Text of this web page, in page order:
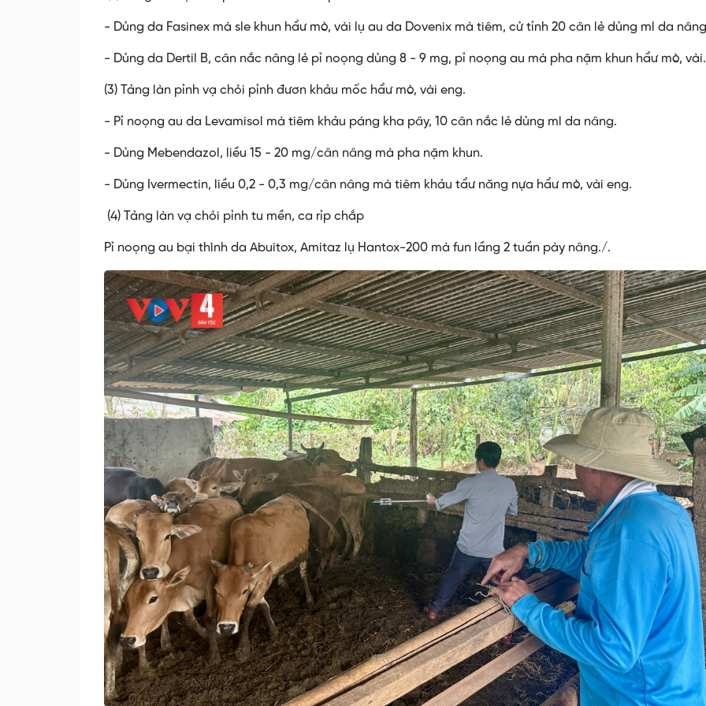
- Dủng da Fasinex mà sle khun hẩư mò, vài lụ au da Dovenix mà tiêm, cử tỉnh 20 cân lẻ dủng ml da
- Dủng da Dertil B, cân nắc nâng lẻ pỉ noọng dủng 8 - 9 mg, pỉ noọng au mà pha nặm khun hẩư mò, vài.
(3) Tảng làn pỉnh vạ chỏi pỉnh đươn khảu mốc hẩư mò, vài eng.
- Pỉ noọng au da Levamisol mà tiêm khảu páng kha pây, 10 cân nắc lẻ dủng ml da nâng.
- Dủng Mebendazol, liều 15 - 20 mg/cân nâng mà pha nặm khun.
- Dủng Ivermectin, liều 0,2 - 0,3 mg/cân nâng mà tiêm khảu tẩư năng nựa hẩư mò, vài eng.
(4) Tảng làn vạ chỏi pỉnh tu mền, ca rỉp chắp
Pỉ noọng au bại thình da Abuitox, Amitaz lụ Hantox-200 mà fun lầng 2 tuần pày nâng./.